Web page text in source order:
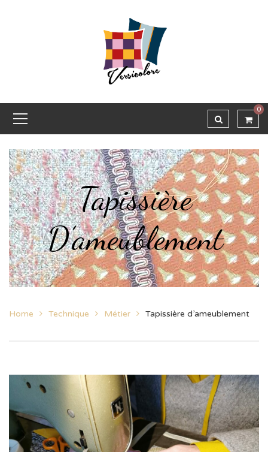
0
Tapissière
D’ameublement
Home Technique Métier Tapissière d’ameublement